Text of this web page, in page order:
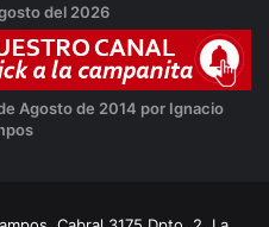
del 2026
Agosto de 2014 por Ignacio